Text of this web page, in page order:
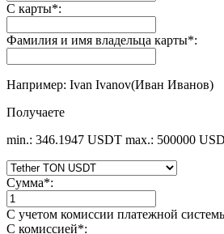
С карты*:
Фамилия и имя владельца карты*:
Например: Ivan Ivanov(Иван Иванов)
Получаете
min.: 346.1947 USDT max.: 500000
Сумма*:
С учетом комиссии платежной
С комиссией*: